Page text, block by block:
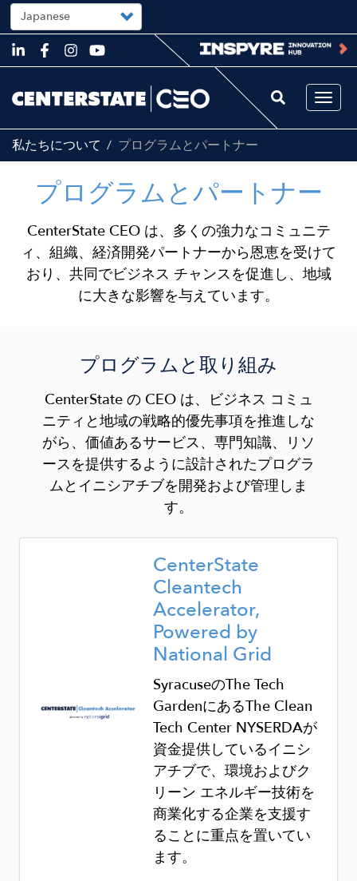
Skip
to
content
Select
your
language
私たちについて プログラムとパートナー
プログラムとパートナー
CenterState CEO は、多くの強力なコミュニテ
ィ、組織、経済開発パートナーから恩恵を受けて
おり、共同でビジネス チャンスを促進し、地域
に大きな影響を与えています。
プログラムと取り組み
CenterState の CEO は、ビジネス コミュ
ニティと地域の戦略的優先事項を推進しな
がら、価値あるサービス、専門知識、リソ
ースを提供するように設計されたプログラ
ムとイニシアチブを開発および管理しま
す。
Image
CenterState
Cleantech
Accelerator,
Powered by
National Grid
SyracuseのThe Tech
GardenにあるThe Clean
Tech Center NYSERDAが
資金提供しているイニシ
アチブで、環境およびク
リーン エネルギー技術を
商業化する企業を支援す
ることに重点を置いてい
ます。